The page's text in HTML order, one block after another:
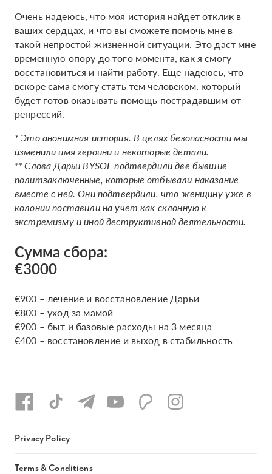
Очень надеюсь, что моя история найдет отклик в
ваших сердцах, и что вы сможете помочь мне в
такой непростой жизненной ситуации. Это даст мне
временную опору до того момента, как я смогу
восстановиться и найти работу. Еще надеюсь, что
вскоре сама смогу стать тем человеком, который
будет готов оказывать помощь пострадавшим от
репрессий.
* Это анонимная история. В целях безопасности мы
изменили имя героини и некоторые детали.
** Слова Дарьи BYSOL подтвердили две бывшие
политзаключенные, которые отбывали наказание
вместе с ней. Они подтвердили, что женщину уже в
колонии поставили на учет как склонную к
экстремизму и иной деструктивной деятельности.
Сумма сбора:
€3000
€900 – лечение и восстановление Дарьи
€800 – уход за мамой
€900 – быт и базовые расходы на 3 месяца
€400 – восстановление и выход в стабильность
Privacy Policy
Terms & Conditions